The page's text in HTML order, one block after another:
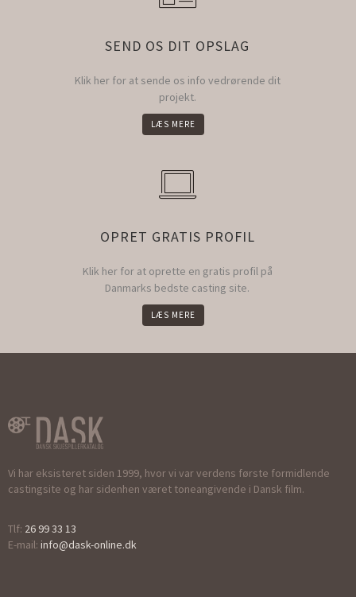
SEND OS DIT OPSLAG
Klik her for at sende os info vedrørende dit
projekt.
LÆS MERE
OPRET GRATIS PROFIL
Klik her for at oprette en gratis profil på
Danmarks bedste casting site.
LÆS MERE
Vi har eksisteret siden 1999, hvor vi var verdens første formidlende
castingsite og har sidenhen været toneangivende i Dansk film.
Tlf: 26 99 33 13
E-mail: info@dask-online.dk